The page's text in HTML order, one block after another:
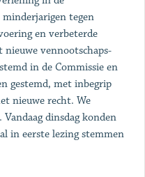
minderjarigen tegen
en verbeterde
vennootschaps-
in de Commissie en
gestemd, met inbegrip
nieuwe recht. We
dinsdag konden
in eerste lezing stemmen